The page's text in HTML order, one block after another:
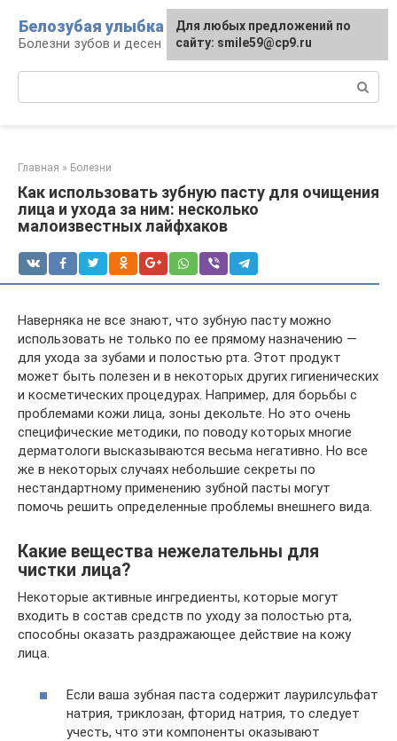
контенту
Белозубая улыбка
Болезни зубов и десен
Главная » Болезни
Как использовать зубную пасту для очищения
лица и ухода за ним: несколько
малоизвестных лайфхаков
Наверняка не все знают, что зубную пасту можно
использовать не только по ее прямому назначению —
для ухода за зубами и полостью рта. Этот продукт
может быть полезен и в некоторых других гигиенических
и косметических процедурах. Например, для борьбы с
проблемами кожи лица, зоны декольте. Но это очень
специфические методики, по поводу которых многие
дерматологи высказываются весьма негативно. Но все
же в некоторых случаях небольшие секреты по
нестандартному применению зубной пасты могут
помочь решить определенные проблемы внешнего вида.
Какие вещества нежелательны для
чистки лица?
Некоторые активные ингредиенты, которые могут
входить в состав средств по уходу за полостью рта,
способны оказать раздражающее действие на кожу
лица.
Если ваша зубная паста содержит лаурилсульфат
натрия, триклозан, фторид натрия, то следует
учесть, что эти компоненты оказывают
Для любых предложений по
сайту: smile59@cp9.ru